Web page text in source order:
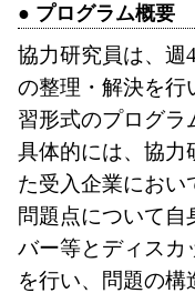
● プログラム概要
協力研究員は、週
の整理・解決を行
習形式のプログラ
具体的には、協力
た受入企業におい
問題点について自
バー等とディスカ
を行い、問題の構